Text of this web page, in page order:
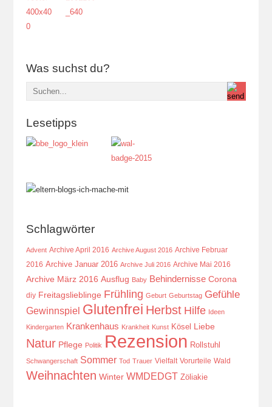
Was suchst du?
Lesetipps
Schlagwörter
Advent Archive April 2016 Archive August 2016 Archive Februar
2016 Archive Januar 2016 Archive Juli 2016 Archive Mai 2016
Archive März 2016 Ausflug Baby Behindernisse Corona
diy Freitagslieblinge Frühling Geburt Geburtstag Gefühle
Gewinnspiel Glutenfrei Herbst Hilfe Ideen
Kindergarten Krankenhaus Krankheit Kunst Kösel Liebe
Natur Pflege Politik Rezension Rollstuhl
Schwangerschaft Sommer Tod Trauer Vielfalt Vorurteile Wald
Weihnachten Winter WMDEDGT Zöliakie